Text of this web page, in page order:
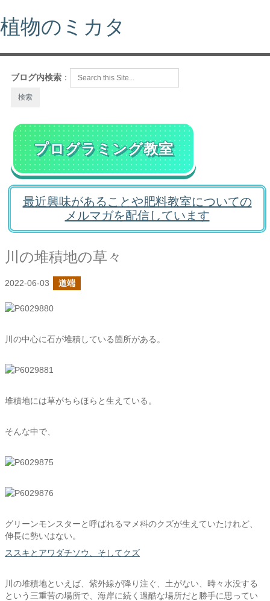
植物のミカタ
ブログ内検索 ：
プログラミング教室
最近興味があることや肥料教室についての
メルマガを配信しています
川の堆積地の草々
2022-06-03 道端
川の中心に石が堆積している箇所がある。
堆積地には草がちらほらと生えている。
そんな中で、
グリーンモンスターと呼ばれるマメ科のクズが生えていたけれど、
伸長に勢いはない。
ススキとアワダチソウ、そしてクズ
川の堆積地といえば、紫外線が降り注ぐ、土がない、時々水没する
という三重苦の場所で、海岸に続く過酷な場所だと勝手に思ってい